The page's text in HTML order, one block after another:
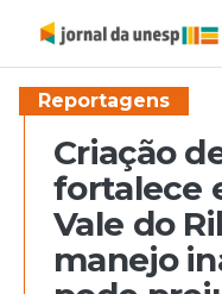
Reportagens
Criação
fortalece
Vale do
manejo